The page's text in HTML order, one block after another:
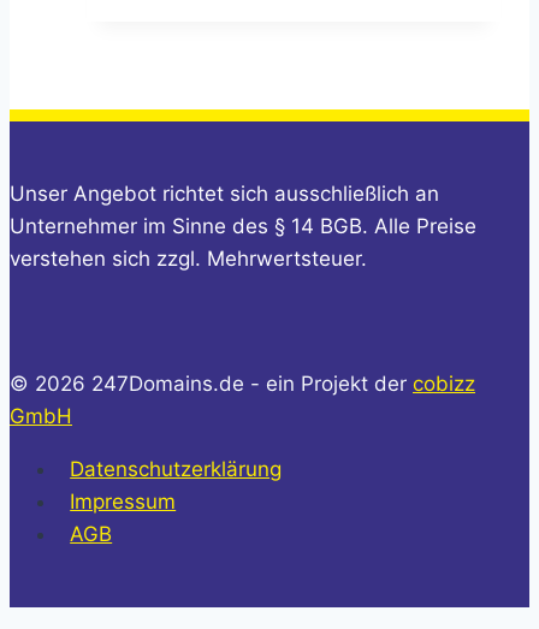
Unser Angebot richtet sich ausschließlich an
Unternehmer im Sinne des § 14 BGB. Alle Preise
verstehen sich zzgl. Mehrwertsteuer.
© 2026 247Domains.de - ein Projekt der cobizz
GmbH
Datenschutzerklärung
Impressum
AGB